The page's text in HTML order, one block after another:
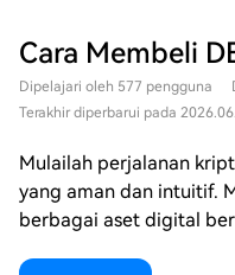
Cara Membeli
Dipelajari oleh 577 pengguna
Terakhir diperbarui pada
Mulailah perjalanan
yang aman dan intuitif.
berbagai aset digital